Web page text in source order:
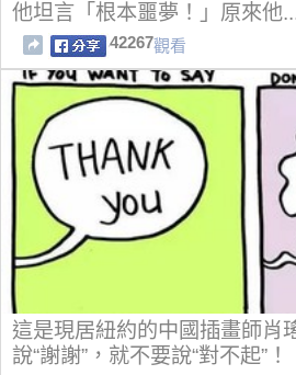
他坦言「根本噩夢！」原來他
42267觀看
這是現居紐約的中國插畫師肖
說“謝謝”，就不要說“對不起”！